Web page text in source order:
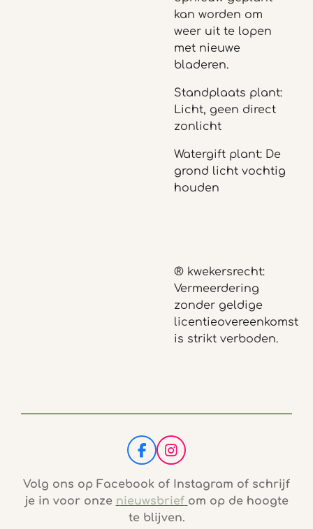
kan worden om
weer uit te lopen
met nieuwe
bladeren.
Standplaats plant:
Licht, geen direct
zonlicht
Watergift plant: De
grond licht vochtig
houden
® kwekersrecht:
Vermeerdering
zonder geldige
licentieovereenkomst
is strikt verboden.
F
a
c
b
o
I
n
s
t
a
g
Volg ons op Facebook of Instagram of schrijf
je in voor onze nieuwsbrief om op de hoogte
te blijven.